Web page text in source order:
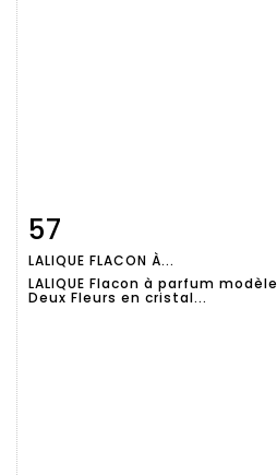
détaillée
57
LALIQUE FLACON À...
LALIQUE Flacon à parfum modèle
Deux Fleurs en cristal...